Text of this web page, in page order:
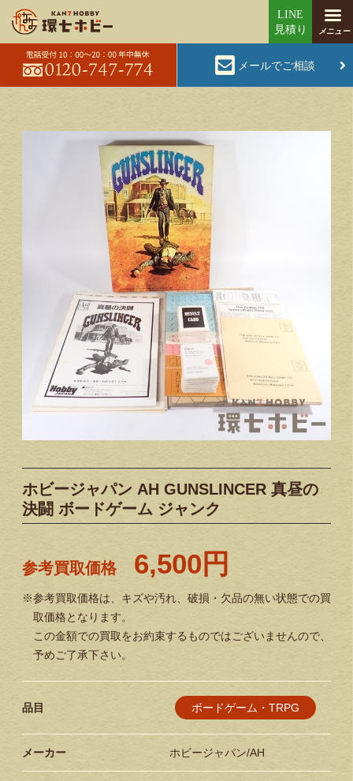
メールでご相談
ホビージャパン AH GUNSLINCER 真昼の
決闘 ボードゲーム ジャンク
参考買取価格 6,500円
※参考買取価格は、キズや汚れ、破損・欠品の無い状態での買
取価格となります。
この金額での買取をお約束するものではございませんので、
予めご了承下さい。
品目 ボードゲーム・TRPG
メーカー ホビージャパン/AH